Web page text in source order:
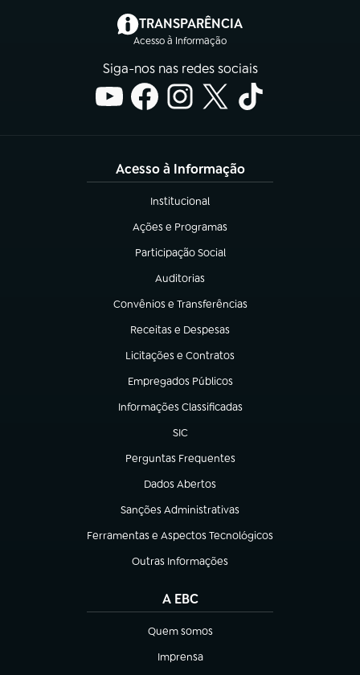
TRANSPARÊNCIA
Acesso à Informação
(abre em nova aba)
Siga-nos nas redes sociais
Acesso à Informação
Institucional
(abre em nova aba)
Ações e Programas
(abre em nova aba)
Participação Social
(abre em nova aba)
Auditorias
(abre em nova aba)
Convênios e Transferências
(abre em nova aba)
Receitas e Despesas
(abre em nova aba)
Licitações e Contratos
(abre em nova aba)
Empregados Públicos
(abre em nova aba)
Informações Classificadas
(abre em nova aba)
SIC
(abre em nova aba)
Perguntas Frequentes
(abre em nova aba)
Dados Abertos
(abre em nova aba)
Sanções Administrativas
(abre em nova aba)
Ferramentas e Aspectos Tecnológicos
(abre em nova aba)
Outras Informações
(abre em nova aba)
A EBC
Quem somos
(abre em nova aba)
Imprensa
(abre em nova aba)